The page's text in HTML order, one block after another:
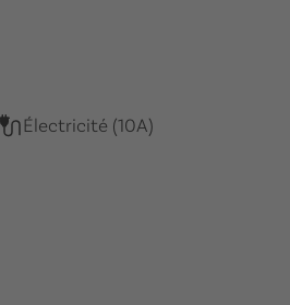
Électricité (10A)